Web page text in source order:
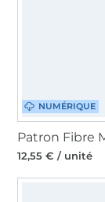
NUMÉRIQUE
12,55 € / unité